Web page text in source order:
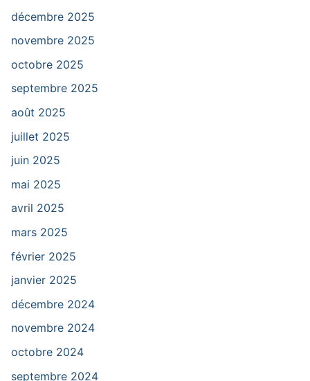
décembre 2025
novembre 2025
octobre 2025
septembre 2025
août 2025
juillet 2025
juin 2025
mai 2025
avril 2025
mars 2025
février 2025
janvier 2025
décembre 2024
novembre 2024
octobre 2024
septembre 2024